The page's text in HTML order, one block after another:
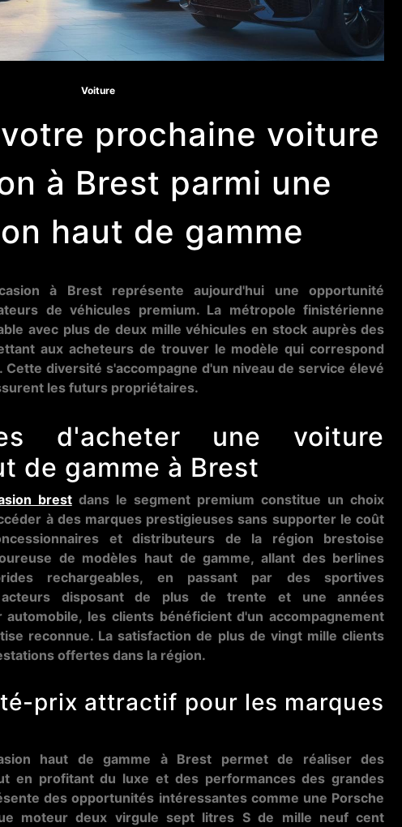
Voiture
prochaine voiture
à Brest parmi une
haut de gamme
à Brest représente aujourd'hui une opportunité
de véhicules premium. La métropole finistérienne
avec plus de deux mille véhicules en stock auprès des
aux acheteurs de trouver le modèle qui correspond
diversité s'accompagne d'un niveau de service élevé
les futurs propriétaires.
d'acheter une voiture
de gamme à Brest
brestdans le segment premium constitue un choix
à des marques prestigieuses sans supporter le coût
et distributeurs de la région brestoise
de modèles haut de gamme, allant des berlines
rechargeables, en passant par des sportives
acteurs disposant de plus de trente et une années
les clients bénéficient d'un accompagnement
reconnue. La satisfaction de plus de vingt mille clients
offertes dans la région.
prix attractif pour les marques
haut de gamme à Brest permet de réaliser des
en profitant du luxe et des performances des grandes
des opportunités intéressantes comme une Porsche
moteur deux virgule sept litres S de mille neuf cent